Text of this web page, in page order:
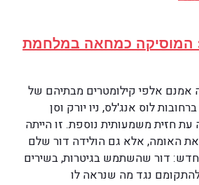
המוסיקה כמחאה במלחמת
אמנם אלפי קילומטרים מבתיהם של
לוס אנג'לס, ניו יורק וסן
עת חזית משמעותית נוספת. זו הייתה
האומה, אלא גם הולידה דור שלם
דור שהשתמש בגיטרות, בשירים
להתקומם נגד מה שנראה לו